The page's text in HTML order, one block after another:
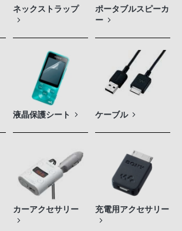
ネックストラップ
ポータブルスピーカ
ー
液晶保護シート ケーブル
カーアクセサリー 充電用アクセサリー